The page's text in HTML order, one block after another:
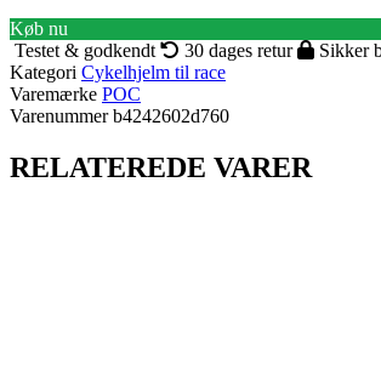
Køb nu
Testet & godkendt
30 dages retur
Sikker
Kategori Cykelhjelm til race
Varemærke POC
Varenummer b4242602d760
RELATEREDE VARER